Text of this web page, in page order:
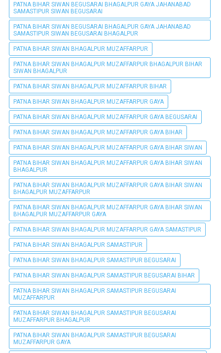
PATNA BIHAR SIWAN BEGUSARAI BHAGALPUR GAYA JAHANABAD
SAMASTIPUR SIWAN BEGUSARAI
PATNA BIHAR SIWAN BEGUSARAI BHAGALPUR GAYA JAHANABAD
SAMASTIPUR SIWAN BEGUSARAI BHAGALPUR
PATNA BIHAR SIWAN BHAGALPUR MUZAFFARPUR
PATNA BIHAR SIWAN BHAGALPUR MUZAFFARPUR BHAGALPUR BIHAR
SIWAN BHAGALPUR
PATNA BIHAR SIWAN BHAGALPUR MUZAFFARPUR BIHAR
PATNA BIHAR SIWAN BHAGALPUR MUZAFFARPUR GAYA
PATNA BIHAR SIWAN BHAGALPUR MUZAFFARPUR GAYA BEGUSARAI
PATNA BIHAR SIWAN BHAGALPUR MUZAFFARPUR GAYA BIHAR
PATNA BIHAR SIWAN BHAGALPUR MUZAFFARPUR GAYA BIHAR SIWAN
PATNA BIHAR SIWAN BHAGALPUR MUZAFFARPUR GAYA BIHAR SIWAN
BHAGALPUR
PATNA BIHAR SIWAN BHAGALPUR MUZAFFARPUR GAYA BIHAR SIWAN
BHAGALPUR MUZAFFARPUR
PATNA BIHAR SIWAN BHAGALPUR MUZAFFARPUR GAYA BIHAR SIWAN
BHAGALPUR MUZAFFARPUR GAYA
PATNA BIHAR SIWAN BHAGALPUR MUZAFFARPUR GAYA SAMASTIPUR
PATNA BIHAR SIWAN BHAGALPUR SAMASTIPUR
PATNA BIHAR SIWAN BHAGALPUR SAMASTIPUR BEGUSARAI
PATNA BIHAR SIWAN BHAGALPUR SAMASTIPUR BEGUSARAI BIHAR
PATNA BIHAR SIWAN BHAGALPUR SAMASTIPUR BEGUSARAI
MUZAFFARPUR
PATNA BIHAR SIWAN BHAGALPUR SAMASTIPUR BEGUSARAI
MUZAFFARPUR BHAGALPUR
PATNA BIHAR SIWAN BHAGALPUR SAMASTIPUR BEGUSARAI
MUZAFFARPUR GAYA